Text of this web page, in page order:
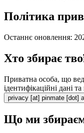
Політика
Останнє оновлення:
Хто збирає
Приватна особа, що
ідентифікаційні дані
privacy [at] pinmate [dot]
Що ми